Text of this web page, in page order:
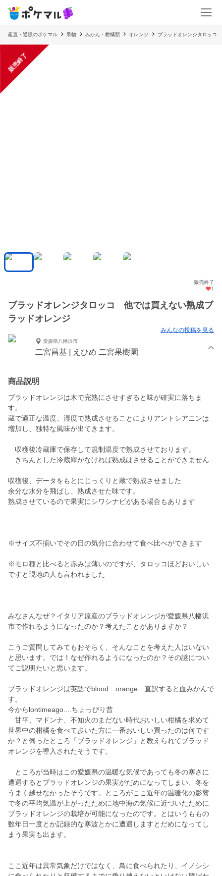
産直・通販のポケマル 果物 みかん・柑橘類 オレンジ ブラッドオレンジタロッコ
販売終了
販売終了
1
ブラッドオレンジタロッコ 他では買えない熟成ブ
ラッドオレンジ
みんなの投稿を見る
愛媛県八幡浜市
二宮昌基 | えひめ 二宮果樹園
商品説明
ブラッドオレンジは木で完熟にさせすぎると味が確実に落ちま
す。
蔵で適正な温度、湿度で熟成させることによりアントシアニンは
増加し、独特な風味が出てきます。
収穫後冷蔵庫で保存して規制温度で熟成させております。
きちんとした冷蔵庫がなければ熟成はさせることができません
収穫後、データをもとにじっくりと蔵で熟成させました
余分な水分を飛ばし、熟成させた味です。
熟成させているので果実にシワシナビがある場合もあります
※サイズ不揃いでその日の気分に合わせて食べ比べができます
※モロ種と比べると赤みは薄いのですが、タロッコほどおいしい
ですと現地の人も言われました
みなさんなぜ？イタリア原産のブラッドオレンジが愛媛県八幡浜
市で作れるようになったのか？考えたことがありますか？
こうご質問してみてもおそらく、そんなことを考えた人はいない
と思います。では！なぜ作れるようになったのか？その謎につい
てご説明たいと思います。
ブラッドオレンジは英語でblood orange 直訳すると血みかんで
す。
今からlontimeago....ちょっぴり昔
甘平、マドンナ、不知火のまだない時代おいしい柑橘を求めて
世界中の柑橘を食べて歩いた方に一番おいしい買ったのは何です
か？と伺ったところ「ブラッドオレンジ」と教えられてブラッド
オレンジを導入されたそうです。
ところが当時はこの愛媛県の温暖な気候であっても冬の寒さに
遭遇するとブラッドオレンジの果実がだめになってしまい、冬を
うまく越せなかったそうです。ところがここ近年の温暖化の影響
で冬の平均気温が上がったために地中海の気候に近づいたために
ブラッドオレンジの栽培が可能になったのです。とはいうももの
数年日一度とか記録的な寒波とかに遭遇しますとだめになってし
まう果実も出ます。
ここ近年は異常気象だけではなく、鳥に食べられたり、イノシシ